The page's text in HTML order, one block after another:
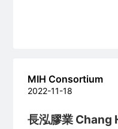
MIH Consortium
2022-11-18
長泓膠業